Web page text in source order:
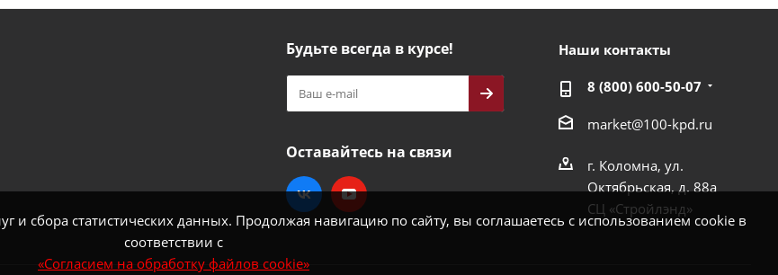
и сбора статистических данных. Продолжая навигацию по сайту, вы соглашаетесь с использованием cookie в
соответствии с
«Согласием на обработку файлов cookie»
Будьте всегда в курсе!
Оставайтесь на связи
Наши контакты
8 (800) 600-50-07
market@100-kpd.ru
г. Коломна, ул.
Октябрьская, д. 88а
СЦ «Стройлэнд»